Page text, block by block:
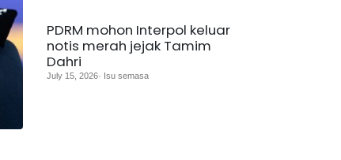
PDRM mohon Interpol keluar
notis merah jejak Tamim
Dahri
July 15, 2026· Isu semasa